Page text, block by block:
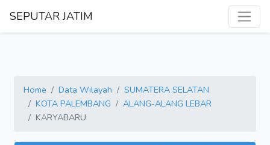
SEPUTAR JATIM
Home Data Wilayah
SUMATERA SELATAN
KOTA PALEMBANG
ALANG-ALANG LEBAR
KARYABARU